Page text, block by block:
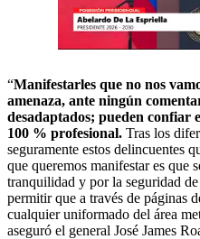
“Manifestarles que no nos
amenaza, ante ningún
desadaptados; pueden confiar
100 % profesional. Tras los
seguramente estos delincuentes
que queremos manifestar es que
tranquilidad y por la seguridad
permitir que a través de páginas
cualquier uniformado del área
aseguró el general José James